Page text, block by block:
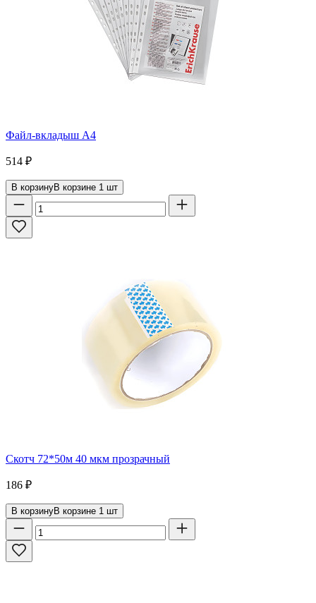
Файл-вкладыш А4
514 ₽
В корзинуВ корзине 1 шт
Скотч 72*50м 40 мкм прозрачный
186 ₽
В корзинуВ корзине 1 шт